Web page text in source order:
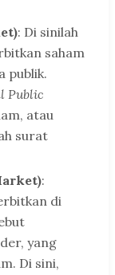
: Di sinilah
saham
publik.
Public
atau
surat
:
di
yang
Di sini,